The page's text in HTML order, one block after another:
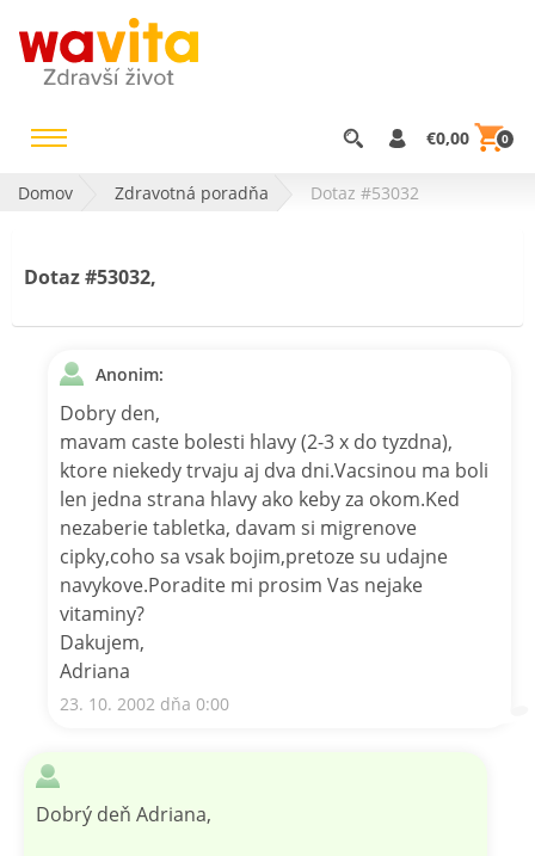
€0,00 0
Domov Zdravotná poradňa Dotaz #53032
Dotaz #53032,
Anonim:
Dobry den,
mavam caste bolesti hlavy (2-3 x do tyzdna),
ktore niekedy trvaju aj dva dni.Vacsinou ma boli
len jedna strana hlavy ako keby za okom.Ked
nezaberie tabletka, davam si migrenove
cipky,coho sa vsak bojim,pretoze su udajne
navykove.Poradite mi prosim Vas nejake
vitaminy?
Dakujem,
Adriana
23. 10. 2002 dňa 0:00
Dobrý deň Adriana,